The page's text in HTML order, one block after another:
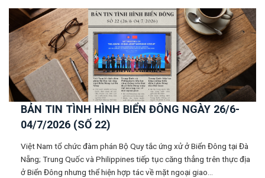
BẢN TIN TÌNH HÌNH BIỂN ĐÔNG NGÀY 26/6-
04/7/2026 (SỐ 22)
Việt Nam tổ chức đàm phán Bộ Quy tắc ứng xử ở Biển Đông tại Đà
Nẵng; Trung Quốc và Philippines tiếp tục căng thẳng trên thực địa
ở Biển Đông nhưng thể hiện hợp tác về mặt ngoại giao...